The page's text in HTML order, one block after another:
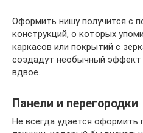
Оформить нишу получится с
конструкций, о которых
каркасов или покрытий с
создадут необычный эффект
вдвое.
Панели и перегородки
Не всегда удается